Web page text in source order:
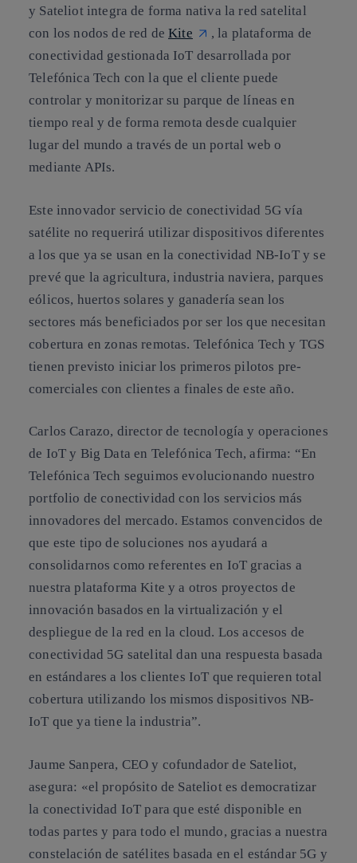
y Sateliot integra de forma nativa la red satelital
con los nodos de red deKite
, la plataforma de
conectividad gestionada IoT desarrollada por
Telefónica Tech con la que el cliente puede
controlar y monitorizar su parque de líneas en
tiempo real y de forma remota desde cualquier
lugar del mundo a través de un portal web o
mediante APIs.
Este innovador servicio de conectividad 5G vía
satélite no requerirá utilizar dispositivos diferentes
a los que ya se usan en la conectividad NB-IoT y se
prevé que la agricultura, industria naviera, parques
eólicos, huertos solares y ganadería sean los
sectores más beneficiados por ser los que necesitan
cobertura en zonas remotas. Telefónica Tech y TGS
tienen previsto iniciar los primeros pilotos pre-
comerciales con clientes a finales de este año.
Carlos Carazo, director de tecnología y operaciones
de IoT y Big Data en Telefónica Tech, afirma: “En
Telefónica Tech seguimos evolucionando nuestro
portfolio de conectividad con los servicios más
innovadores del mercado. Estamos convencidos de
que este tipo de soluciones nos ayudará a
consolidarnos como referentes en IoT gracias a
nuestra plataforma Kite y a otros proyectos de
innovación basados en la virtualización y el
despliegue de la red en la cloud. Los accesos de
conectividad 5G satelital dan una respuesta basada
en estándares a los clientes IoT que requieren total
cobertura utilizando los mismos dispositivos NB-
IoT que ya tiene la industria”.
Jaume Sanpera, CEO y cofundador de Sateliot,
asegura: «el propósito de Sateliot es democratizar
la conectividad IoT para que esté disponible en
todas partes y para todo el mundo, gracias a nuestra
constelación de satélites basada en el estándar 5G y